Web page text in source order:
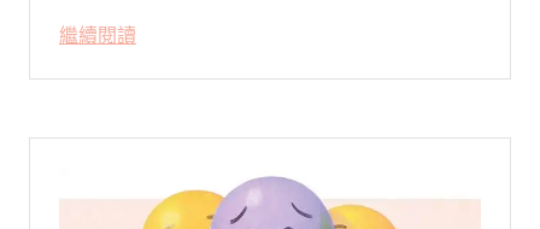
陌生。
繼續閱讀